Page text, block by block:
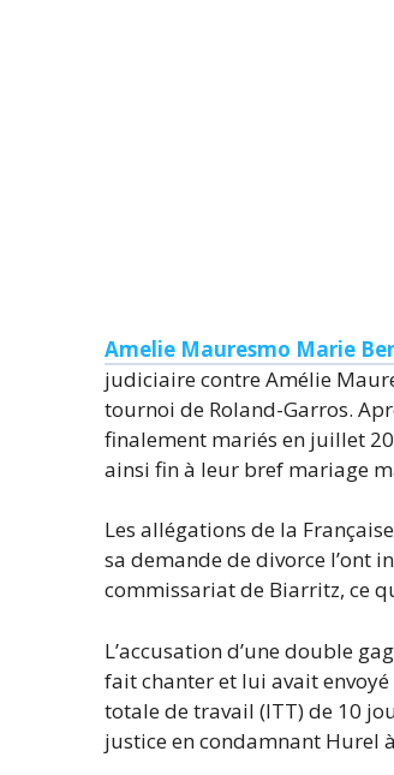
Amelie Mauresmo Marie
judiciaire contre Amélie
tournoi de Roland-Garros.
finalement mariés en juillet
ainsi fin à leur bref mariage
Les allégations de la
sa demande de divorce l’ont
commissariat de Biarritz, ce
L’accusation d’une double
fait chanter et lui avait
totale de travail (ITT) de 10
justice en condamnant Hurel